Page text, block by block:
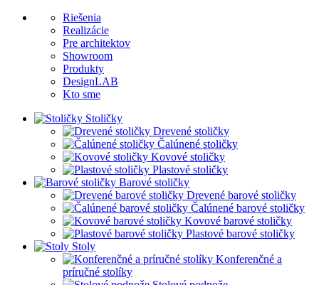
Riešenia
Realizácie
Pre architektov
Showroom
Produkty
DesignLAB
Kto sme
Stoličky
Drevené stoličky
Čalúnené stoličky
Kovové stoličky
Plastové stoličky
Barové stoličky
Drevené barové stoličky
Čalúnené barové stoličky
Kovové barové stoličky
Plastové barové stoličky
Stoly
Konferenčné a
príručné stolíky